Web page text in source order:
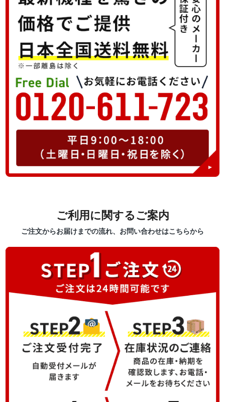
ご利用に関するご案内
ご注文からお届けまでの流れ、お問い合わせはこちらから